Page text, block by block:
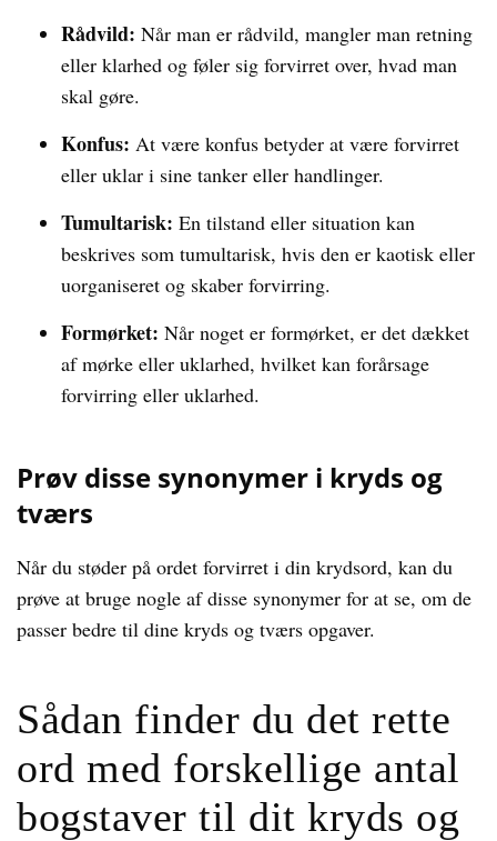
Rådvild: Når man er rådvild, mangler man retning
eller klarhed og føler sig forvirret over, hvad man
skal gøre.
Konfus: At være konfus betyder at være forvirret
eller uklar i sine tanker eller handlinger.
Tumultarisk: En tilstand eller situation kan
beskrives som tumultarisk, hvis den er kaotisk eller
uorganiseret og skaber forvirring.
Formørket: Når noget er formørket, er det dækket
af mørke eller uklarhed, hvilket kan forårsage
forvirring eller uklarhed.
Prøv disse synonymer i kryds og
tværs
Når du støder på ordet forvirret i din krydsord, kan du
prøve at bruge nogle af disse synonymer for at se, om de
passer bedre til dine kryds og tværs opgaver.
Sådan finder du det rette
ord med forskellige antal
bogstaver til dit kryds og